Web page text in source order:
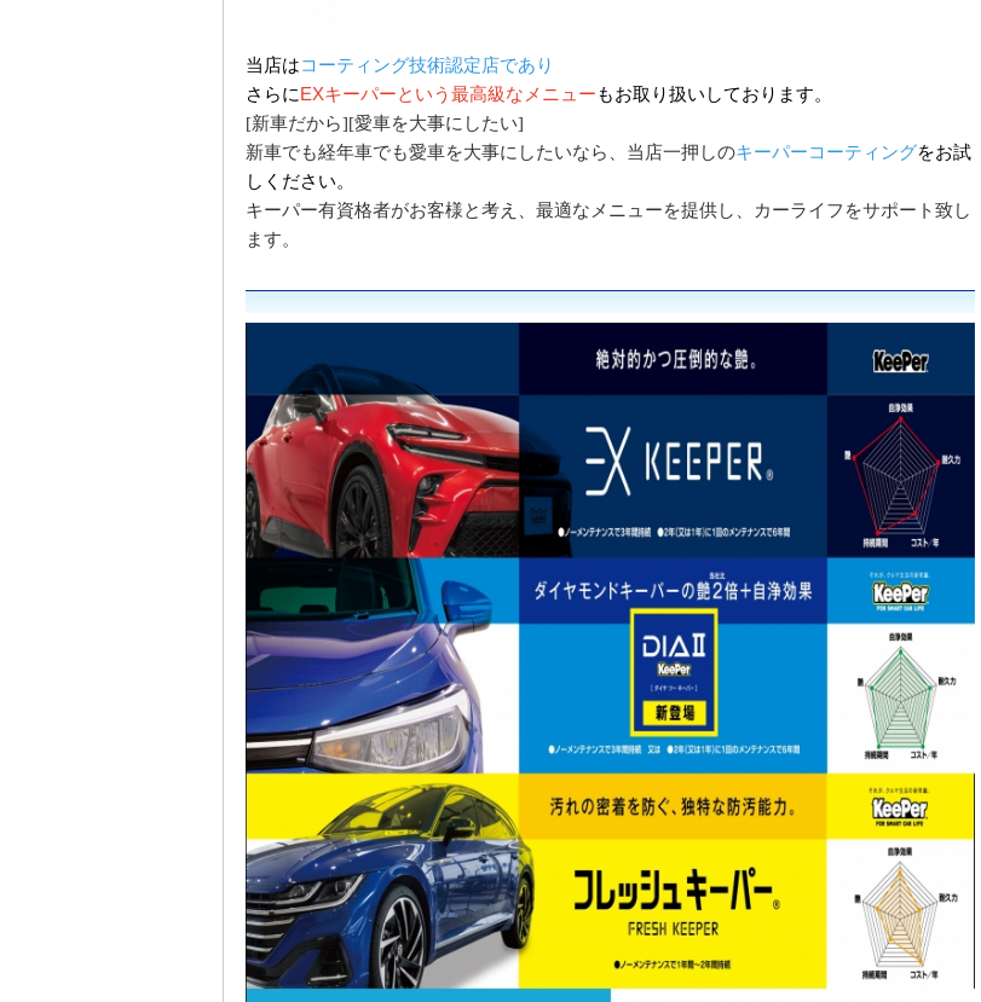
当店はコーティング技術認定店であり
さらにEXキーパーという最高級なメニューもお取り扱いしております。
[新車だから][愛車を大事にしたい]
新車でも経年車でも愛車を大事にしたいなら、当店一押しのキーパーコーティングをお試
しください。
キーパー有資格者がお客様と考え、最適なメニューを提供し、カーライフをサポート致し
ます。